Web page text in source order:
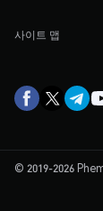
사이트 맵
© 2019-2026